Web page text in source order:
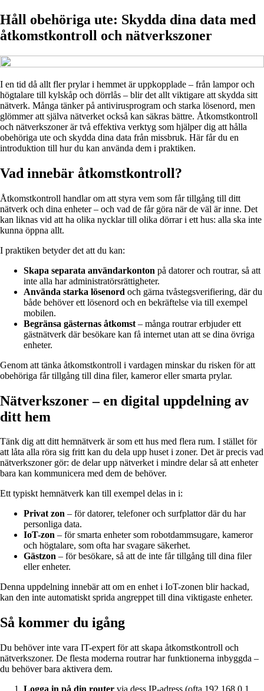
Håll obehöriga ute: Skydda dina data med
åtkomstkontroll och nätverkszoner
I en tid då allt fler prylar i hemmet är uppkopplade – från lampor och
högtalare till kylskåp och dörrlås – blir det allt viktigare att skydda sitt
nätverk. Många tänker på antivirusprogram och starka lösenord, men
glömmer att själva nätverket också kan säkras bättre. Åtkomstkontroll
och nätverkszoner är två effektiva verktyg som hjälper dig att hålla
obehöriga ute och skydda dina data från missbruk. Här får du en
introduktion till hur du kan använda dem i praktiken.
Vad innebär åtkomstkontroll?
Åtkomstkontroll handlar om att styra vem som får tillgång till ditt
nätverk och dina enheter – och vad de får göra när de väl är inne. Det
kan liknas vid att ha olika nycklar till olika dörrar i ett hus: alla ska inte
kunna öppna allt.
I praktiken betyder det att du kan:
Skapa separata användarkonton på datorer och routrar, så att
inte alla har administratörsrättigheter.
Använda starka lösenord och gärna tvåstegsverifiering, där du
både behöver ett lösenord och en bekräftelse via till exempel
mobilen.
Begränsa gästernas åtkomst – många routrar erbjuder ett
gästnätverk där besökare kan få internet utan att se dina övriga
enheter.
Genom att tänka åtkomstkontroll i vardagen minskar du risken för att
obehöriga får tillgång till dina filer, kameror eller smarta prylar.
Nätverkszoner – en digital uppdelning av
ditt hem
Tänk dig att ditt hemnätverk är som ett hus med flera rum. I stället för
att låta alla röra sig fritt kan du dela upp huset i zoner. Det är precis vad
nätverkszoner gör: de delar upp nätverket i mindre delar så att enheter
bara kan kommunicera med dem de behöver.
Ett typiskt hemnätverk kan till exempel delas in i:
Privat zon – för datorer, telefoner och surfplattor där du har
personliga data.
IoT-zon – för smarta enheter som robotdammsugare, kameror
och högtalare, som ofta har svagare säkerhet.
Gästzon – för besökare, så att de inte får tillgång till dina filer
eller enheter.
Denna uppdelning innebär att om en enhet i IoT-zonen blir hackad,
kan den inte automatiskt sprida angreppet till dina viktigaste enheter.
Så kommer du igång
Du behöver inte vara IT-expert för att skapa åtkomstkontroll och
nätverkszoner. De flesta moderna routrar har funktionerna inbyggda –
du behöver bara aktivera dem.